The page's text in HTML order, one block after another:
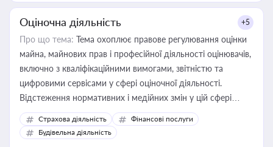
Оціночна діяльність +5
Про що тема: Тема охоплює правове регулювання оцінки
майна, майнових прав і професійної діяльності оцінювачів,
включно з кваліфікаційними вимогами, звітністю та
цифровими сервісами у сфері оціночної діяльності.
Відстеження нормативних і медійних змін у цій сфері
корисне для власника бізнесу, керівника, юриста або
бухгалтера під час оподаткування, приватизації, оренди
державного майна, корпоративних угод і перевірки
Страхова діяльність
Фінансові послуги
Будівельна діяльність